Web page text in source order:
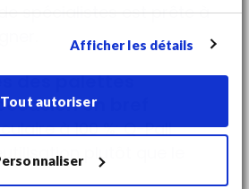
icipour des informations
Afficher les détails
Tout autoriser
spécialistes est prête à
des palettes
en bref
à 100 %: Q-Pall
plutôt que le